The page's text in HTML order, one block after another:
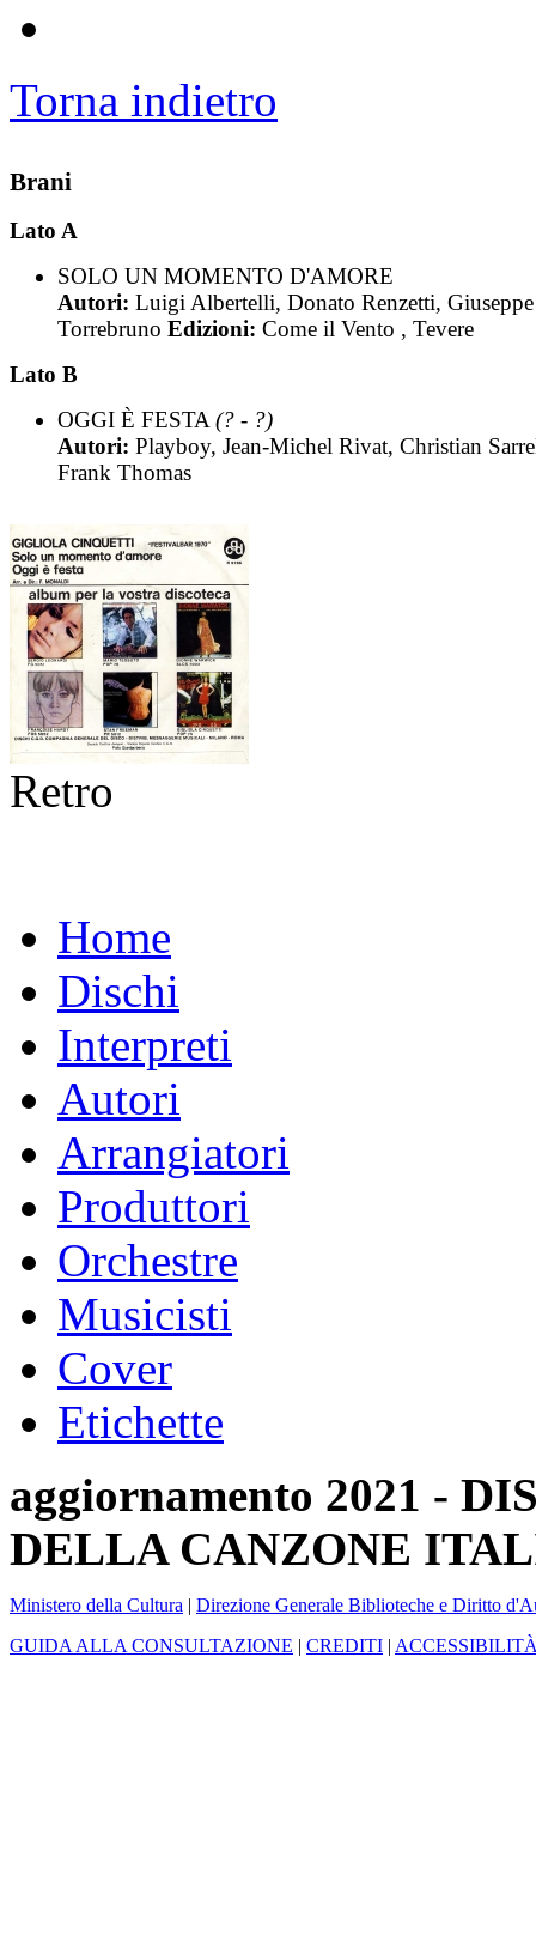
Torna indietro
Brani
Lato A
SOLO UN MOMENTO D'AMORE
Autori: Luigi Albertelli, Donato Renzetti, Giuseppe
Torrebruno Edizioni: Come il Vento , Tevere
Lato B
OGGI È FESTA(? - ?)
Autori: Playboy, Jean-Michel Rivat, Christian
Frank Thomas
Retro
Home
Dischi
Interpreti
Autori
Arrangiatori
Produttori
Orchestre
Musicisti
Cover
Etichette
aggiornamento 2021 -
DELLA CANZONE
Ministero della Cultura | Direzione Generale Biblioteche e Diritto
GUIDA ALLA CONSULTAZIONE | CREDITI |